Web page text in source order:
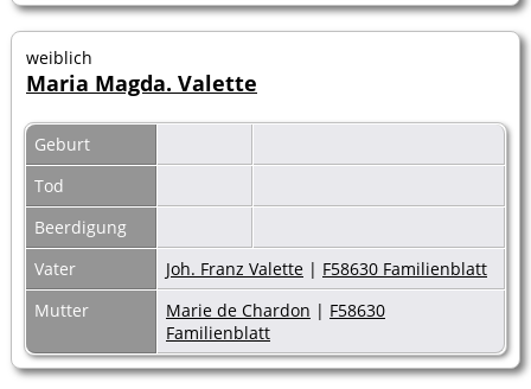
weiblich
Maria Magda. Valette
Geburt
Tod
Beerdigung
Vater
Joh. Franz Valette | F58630 Familienblatt
Mutter
Marie de Chardon | F58630
Familienblatt